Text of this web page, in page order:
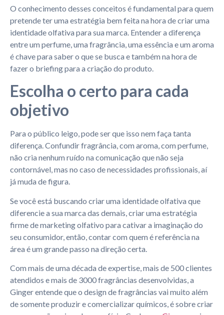
O conhecimento desses conceitos é fundamental para quem
pretende ter uma estratégia bem feita na hora de criar uma
identidade olfativa para sua marca. Entender a diferença
entre um perfume, uma fragrância, uma essência e um aroma
é chave para saber o que se busca e também na hora de
fazer o briefing para a criação do produto.
Escolha o certo para cada
objetivo
Para o público leigo, pode ser que isso nem faça tanta
diferença. Confundir fragrância, com aroma, com perfume,
não cria nenhum ruído na comunicação que não seja
contornável, mas no caso de necessidades profissionais, aí
já muda de figura.
Se você está buscando criar uma identidade olfativa que
diferencie a sua marca das demais, criar uma estratégia
firme de marketing olfativo para cativar a imaginação do
seu consumidor, então, contar com quem é referência na
área é um grande passo na direção certa.
Com mais de uma década de expertise, mais de 500 clientes
atendidos e mais de 3000 fragrâncias desenvolvidas, a
Ginger entende que o design de fragrâncias vai muito além
de somente produzir e comercializar químicos, é sobre criar